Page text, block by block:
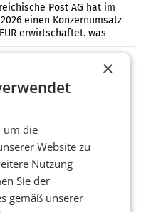
Post AG hat im
einen Konzernumsatz
erwirtschaftet, was
Prozent gegenüber dem
spart und macht
AMSTERDAM. Der
operativ
und die
übertroffen.
Zirkularität: ARA und
am POS über
×
um die
Website zu
Nutzung
Sie der
gemäß unserer